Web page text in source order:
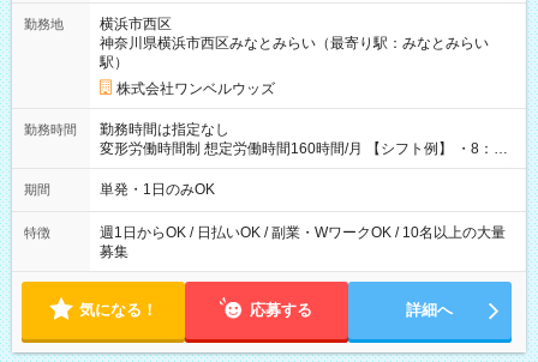
勤務地
横浜市西区
神奈川県横浜市西区みなとみらい（最寄り駅：みなとみらい
駅）
株式会社ワンベルウッズ
勤務時間
勤務時間は指定なし
変形労働時間制 想定労働時間160時間/月 【シフト例】 ・8：00
～21：00
期間 単発・1日のみOK
特徴
週1日からOK / 日払いOK / 副業・WワークOK / 10名以上の大量
募集
気になる！ 応募する 詳細へ